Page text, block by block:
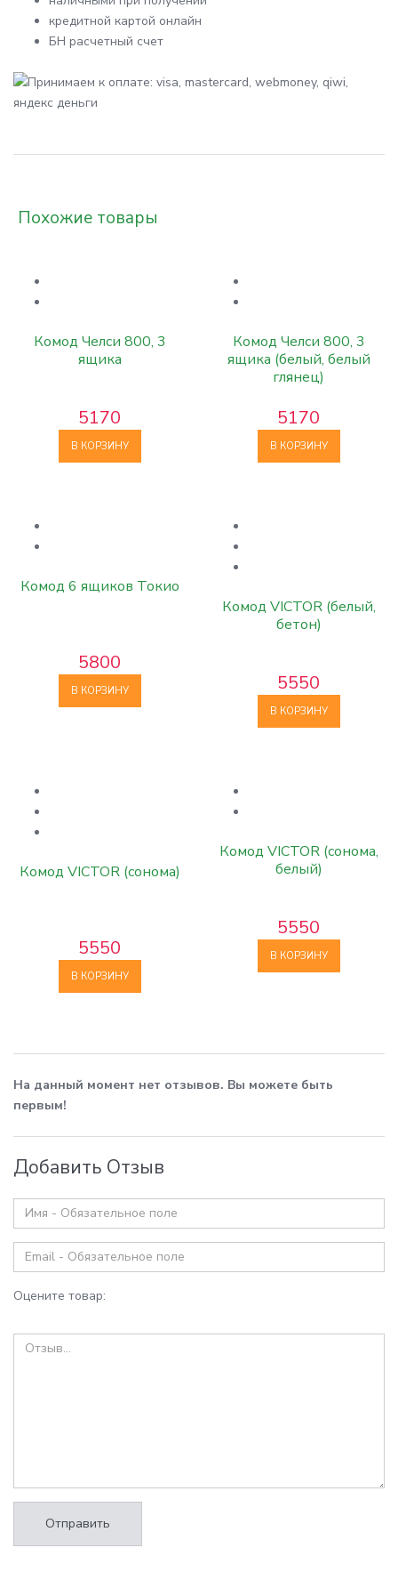
кредитной картой онлайн
БН расчетный счет
Похожие товары
Комод Челси 800, 3
ящика
5170
В КОРЗИНУ
Комод Челси 800, 3
ящика (белый, белый
глянец)
5170
В КОРЗИНУ
Комод 6 ящиков Токио
5800
В КОРЗИНУ
Комод VICTOR (белый,
бетон)
5550
В КОРЗИНУ
Комод VICTOR (сонома)
5550
В КОРЗИНУ
Комод VICTOR (сонома,
белый)
5550
В КОРЗИНУ
На данный момент нет отзывов. Вы можете быть
первым!
Добавить Отзыв
Оцените товар:
Отправить